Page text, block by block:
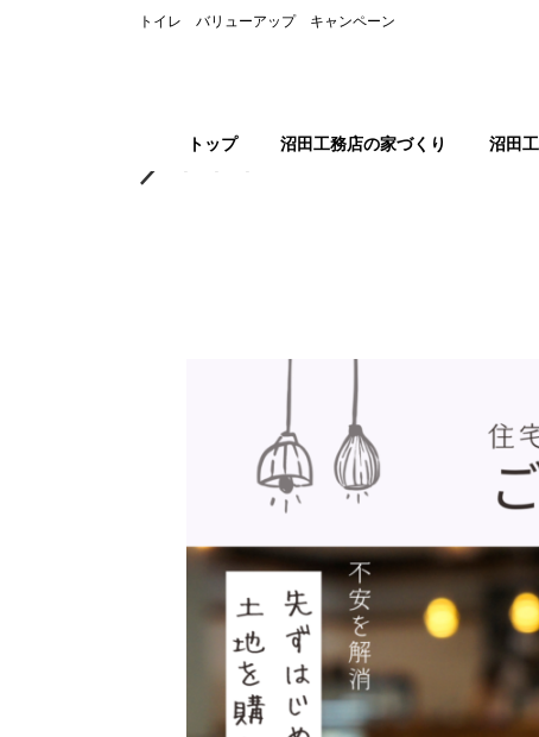
トイレ バリューアップ キャンペーン
トップ 沼田工務店の家づくり 沼田
トップ キャンペーン情報 土地購入の前に！！無料 相
＊＊＊＼＼ 将来のライフ
／＊＊＊